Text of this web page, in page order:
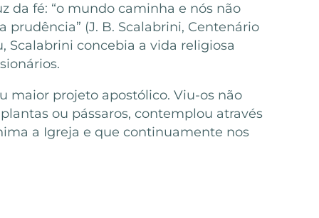
da fé: “o mundo caminha e nós não
(J. B. Scalabrini, Centenário
Scalabrini concebia a vida religiosa
maior projeto apostólico. Viu-os não
ou pássaros, contemplou através
a Igreja e que continuamente nos